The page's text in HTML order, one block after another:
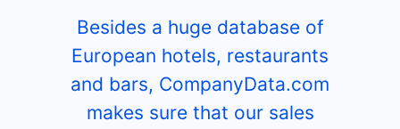
Besides a huge database of
European hotels, restaurants
and bars, CompanyData.com
makes sure that our sales